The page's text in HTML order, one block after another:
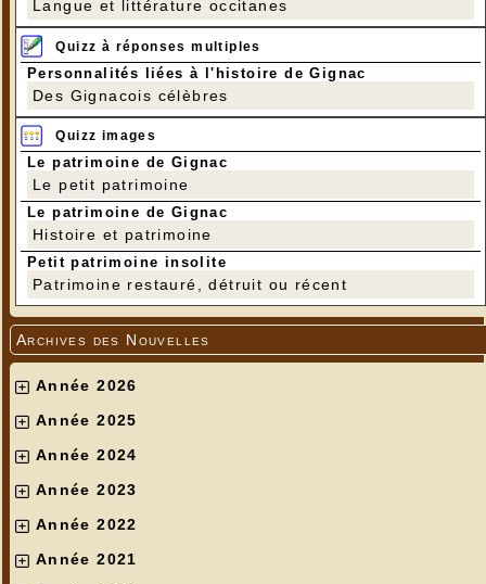
Langue et littérature occitanes
Quizz à réponses multiples
Personnalités liées à l'histoire de Gignac
Des Gignacois célèbres
Quizz images
Le patrimoine de Gignac
Le petit patrimoine
Le patrimoine de Gignac
Histoire et patrimoine
Petit patrimoine insolite
Patrimoine restauré, détruit ou récent
Archives des Nouvelles
Année 2026
Année 2025
Année 2024
Année 2023
Année 2022
Année 2021